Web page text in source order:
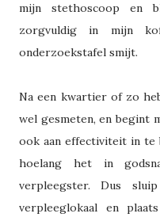
mijn stethoscoop en
zorgvuldig in mijn
onderzoekstafel smijt.
Na een kwartier of zo
wel gesmeten, en begint
ook aan effectiviteit in te
hoelang het in
verpleegster. Dus
verpleeglokaal en